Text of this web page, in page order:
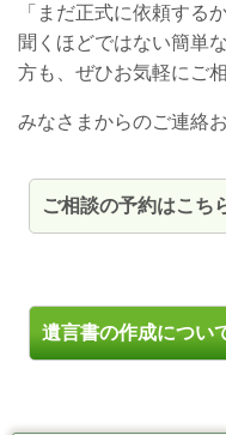
「まだ正式に依頼する
聞くほどではない簡単
方も、ぜひお気軽にご
みなさまからのご連絡
ご相談の予約はこち
遺言書の作成につい